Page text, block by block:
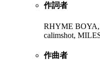
作詞者
RHYME
calimshot,
作曲者